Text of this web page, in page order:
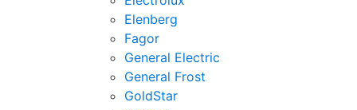
Elenberg
Fagor
General Electric
General Frost
GoldStar